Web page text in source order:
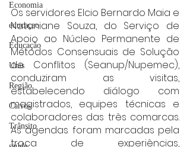
Economia
educaçao
Educação
Unis
Região
Carros
Trânsito
Os servidores Elcio Bernardo Maia e
Nataniane Souza, do Serviço de
Apoio ao Núcleo Permanente de
Métodos Consensuais de Solução
de Conflitos (Seanup/Nupemec),
conduziram as visitas,
estabelecendo diálogo com
magistrados, equipes técnicas e
colaboradores das três comarcas.
As agendas foram marcadas pela
troca de experiências,